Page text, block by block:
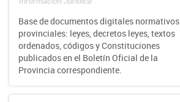
Base de documentos digitales normativos
provinciales: leyes, decretos leyes, textos
ordenados, códigos y Constituciones
publicados en el Boletín Oficial de la
Provincia correspondiente.